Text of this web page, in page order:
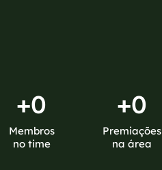
+0
Membros
no time
+0
Premiações
na área